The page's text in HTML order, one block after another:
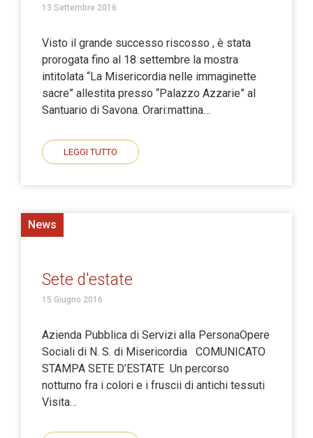
13 Settembre 2016
Visto il grande successo riscosso , è stata
prorogata fino al 18 settembre la mostra
intitolata “La Misericordia nelle immaginette
sacre” allestita presso “Palazzo Azzarie” al
Santuario di Savona. Orari:mattina…
LEGGI TUTTO
News
Sete d'estate
15 Giugno 2016
Azienda Pubblica di Servizi alla PersonaOpere
Sociali di N. S. di Misericordia COMUNICATO
STAMPA SETE D’ESTATE Un percorso
notturno fra i colori e i fruscii di antichi tessuti
Visita…